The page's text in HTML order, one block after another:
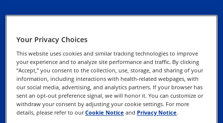
Gebrauchshinweise
Impressum
Cookie-Hinweis
Datenschutz-
Webformular
Your Privacy Choices
This website uses cookies and similar tracking technologies to improve
your experience and to analyze site performance and traffic. By clicking
“Accept,” you consent to the collection, use, storage, and sharing of your
information, including interactions with health-related webpages, with
our social media, advertising, and analytics partners. If your browser has
sent an opt-out preference signal, we will honor it. You can customize or
withdraw your consent by adjusting your cookie settings. For more
details, please refer to ourCookie Notice and Privacy Notice.